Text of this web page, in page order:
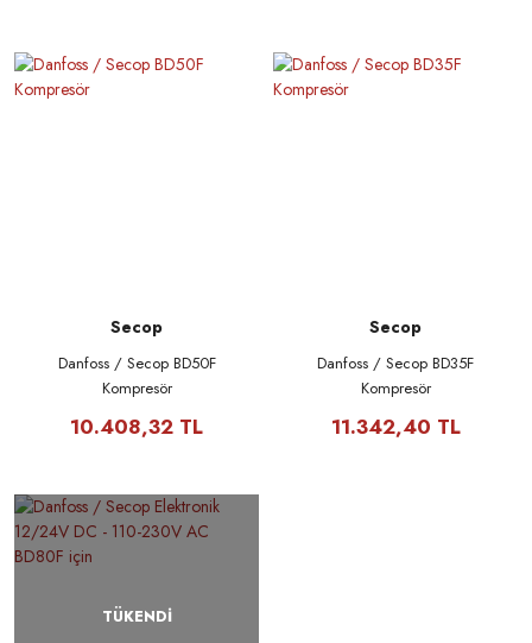
Secop
Danfoss / Secop BD50F
Kompresör
10.408,32 TL
Secop
Danfoss / Secop BD35F
Kompresör
11.342,40 TL
TÜKENDİ